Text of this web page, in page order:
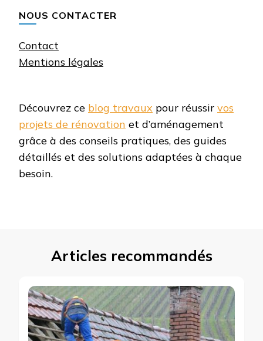
NOUS CONTACTER
Contact
Mentions légales
Découvrez ce blog travaux pour réussir vos
projets de rénovation et d’aménagement
grâce à des conseils pratiques, des guides
détaillés et des solutions adaptées à chaque
besoin.
Articles recommandés